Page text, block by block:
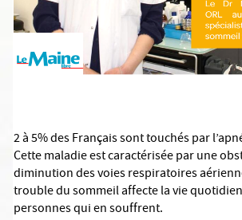
2 à 5% des Français sont touchés par
Cette maladie est caractérisée par une
diminution des voies respiratoires
trouble du sommeil affecte la vie
personnes qui en souffrent.